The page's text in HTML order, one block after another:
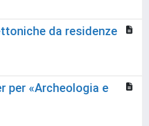
da residenze
per «Archeologia e